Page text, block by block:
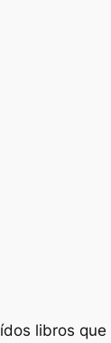
libros